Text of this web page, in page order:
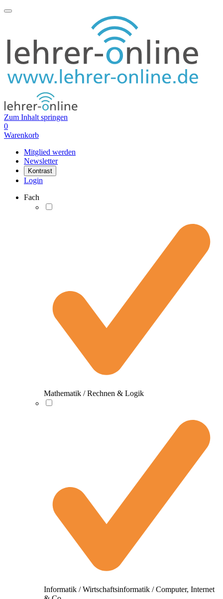
Zum Inhalt springen
0
Warenkorb
Mitglied werden
Newsletter
Kontrast
Login
Fach
Mathematik / Rechnen & Logik
Informatik / Wirtschaftsinformatik / Computer, Internet